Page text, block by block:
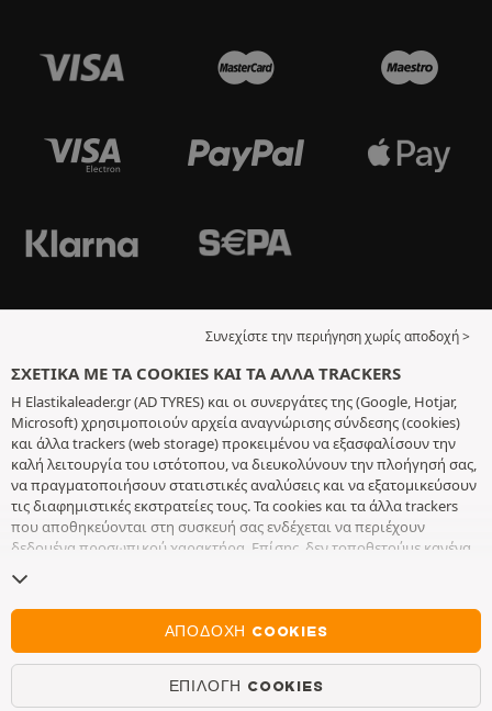
Συνεχίστε την περιήγηση χωρίς αποδοχή >
ΣΧΕΤΙΚΆ ΜΕ ΤΑ COOKIES ΚΑΙ ΤΑ ΆΛΛΑ TRACKERS
Η Elastikaleader.gr (AD TYRES) και οι συνεργάτες της (Google, Hotjar,
Microsoft) χρησιμοποιούν αρχεία αναγνώρισης σύνδεσης (cookies)
και άλλα trackers (web storage) προκειμένου να εξασφαλίσουν την
καλή λειτουργία του ιστότοπου, να διευκολύνουν την πλοήγησή σας,
να πραγματοποιήσουν στατιστικές αναλύσεις και να εξατομικεύσουν
τις διαφημιστικές εκστρατείες τους. Τα cookies και τα άλλα trackers
που αποθηκεύονται στη συσκευή σας ενδέχεται να περιέχουν
δεδομένα προσωπικού χαρακτήρα. Επίσης, δεν τοποθετούμε κανένα
συγκατάθεσή σας, με εξαίρεση αυτά που είναι απαραίτητα για τη
λειτουργία του ιστότοπου. Διατηρούμε τις επιλογές σας για 6 μήνες.
Μπορείτε να ανακαλέσετε τη συγκατάθεσή σας οποιαδήποτε στιγμή,
πηγαίνοντας στησελίδα σχετικά με τα cookies και τα άλλα trackers.
Μπορείτε να επιλέξετε να συνεχίσετε την πλοήγηση χωρίς να
αποδεχτείτε την τοποθέτηση cookies ή άλλων trackers. Η άρνησή σας
ΑΠΟΔΟΧΉ COOKIES
ΕΠΙΛΟΓΉ COOKIES